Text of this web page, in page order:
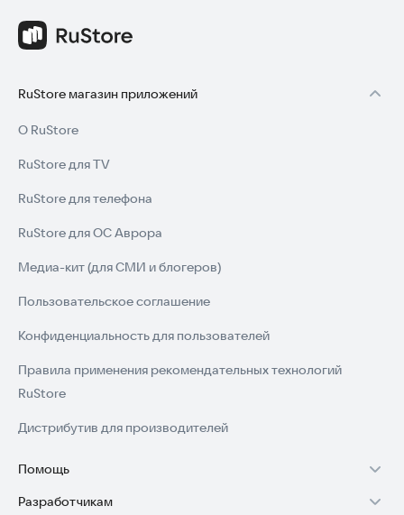
RuStore магазин приложений
О RuStore
RuStore для TV
RuStore для телефона
RuStore для ОС Аврора
Медиа-кит (для СМИ и блогеров)
Пользовательское соглашение
Конфиденциальность для пользователей
Правила применения рекомендательных технологий
RuStore
Дистрибутив для производителей
Помощь
Установка RuStore на TV
Разработчикам